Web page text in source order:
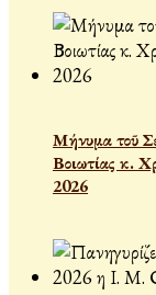
Μήνυμα τοῦ
Βοιωτίας κ.
2026